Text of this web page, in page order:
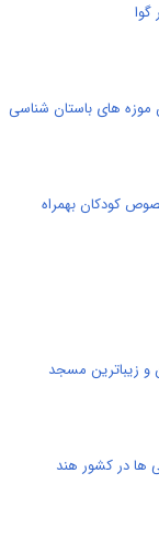
گوا
موزه های باستان شناسی
کودکان بهمراه
و زیباترین مسجد
ها در کشور هند